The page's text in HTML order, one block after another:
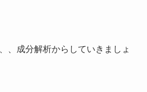
、成分解析からしていきましょ